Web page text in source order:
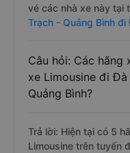
vé các nhà xe này tại
Trạch - Quảng Bình đi
Câu hỏi: Các hãng
xe Limousine đi
Quảng Bình?
Trả lời: Hiện tại có 5
Limousine trên tuyến